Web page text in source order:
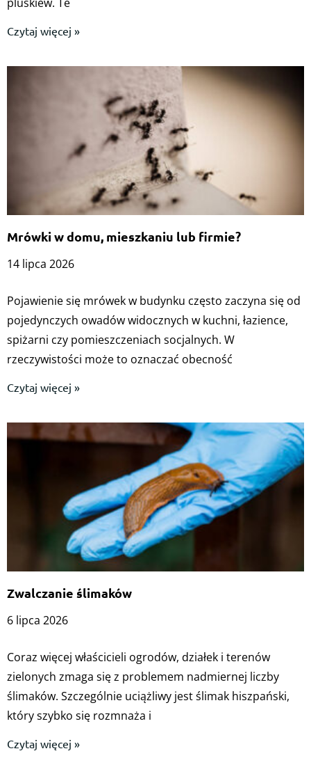
Czytaj więcej »
Mrówki w domu, mieszkaniu lub firmie?
14 lipca 2026
Pojawienie się mrówek w budynku często zaczyna się od
pojedynczych owadów widocznych w kuchni, łazience,
spiżarni czy pomieszczeniach socjalnych. W
rzeczywistości może to oznaczać obecność
Czytaj więcej »
Zwalczanie ślimaków
6 lipca 2026
Coraz więcej właścicieli ogrodów, działek i terenów
zielonych zmaga się z problemem nadmiernej liczby
ślimaków. Szczególnie uciążliwy jest ślimak hiszpański,
który szybko się rozmnaża i
Czytaj więcej »